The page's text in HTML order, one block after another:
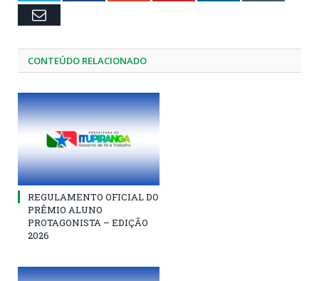
Email
CONTEÚDO RELACIONADO
REGULAMENTO OFICIAL DO
PRÊMIO ALUNO
PROTAGONISTA – EDIÇÃO
2026